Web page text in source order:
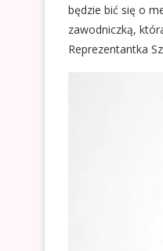
będzie bić się o
zawodniczką,
Reprezentantka